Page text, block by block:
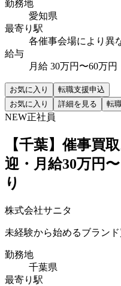
勤務地
愛知県
最寄り駅
各催事会場により異
給与
月給 30万円〜60万円
お気に入り
転職支援申込
お気に入り
詳細を見る 転
NEW正社員
【千葉】催事買
迎・月給30万円
り
株式会社サニタ
未経験から始めるブラン
勤務地
千葉県
最寄り駅